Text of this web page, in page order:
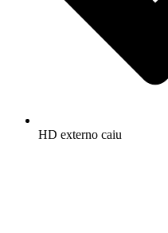
HD externo caiu